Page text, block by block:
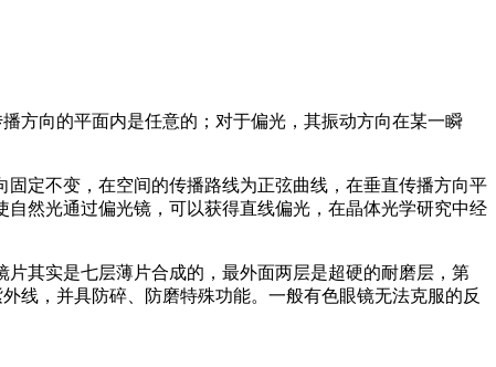
方向的平面内是任意的；对于偏光，其振动方向在某一瞬
定不变，在空间的传播路线为正弦曲线，在垂直传播方向平
然光通过偏光镜，可以获得直线偏光，在晶体光学研究中经
其实是七层薄片合成的，最外面两层是超硬的耐磨层，第
线，并具防碎、防磨特殊功能。一般有色眼镜无法克服的反